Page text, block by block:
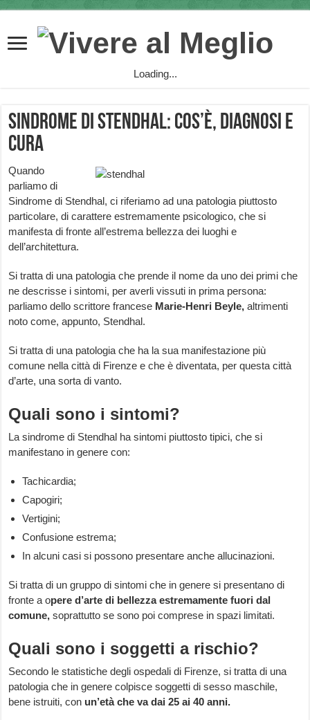
Loading...
Sindrome di Stendhal: cos’è, diagnosi e
cura
Quando
parliamo di
Sindrome di Stendhal, ci riferiamo ad una patologia piuttosto
particolare, di carattere estremamente psicologico, che si
manifesta di fronte all’estrema bellezza dei luoghi e
dell’architettura.
Si tratta di una patologia che prende il nome da uno dei primi che
ne descrisse i sintomi, per averli vissuti in prima persona:
parliamo dello scrittore francese Marie-Henri Beyle, altrimenti
noto come, appunto, Stendhal.
Si tratta di una patologia che ha la sua manifestazione più
comune nella città di Firenze e che è diventata, per questa città
d’arte, una sorta di vanto.
Quali sono i sintomi?
La sindrome di Stendhal ha sintomi piuttosto tipici, che si
manifestano in genere con:
Tachicardia;
Capogiri;
Vertigini;
Confusione estrema;
In alcuni casi si possono presentare anche allucinazioni.
Si tratta di un gruppo di sintomi che in genere si presentano di
fronte a opere d’arte di bellezza estremamente fuori dal
comune, soprattutto se sono poi comprese in spazi limitati.
Quali sono i soggetti a rischio?
Secondo le statistiche degli ospedali di Firenze, si tratta di una
patologia che in genere colpisce soggetti di sesso maschile,
bene istruiti, con un’età che va dai 25 ai 40 anni.